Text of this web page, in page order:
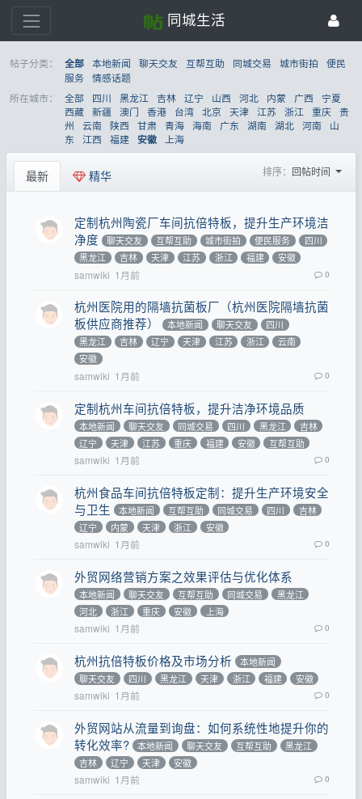
同城生活
帖子分类： 全部 本地新闻 聊天交友 互帮互助 同城交易 城市街拍
便民
服务 情感话题
所在城市：
全部 四川 黑龙江 吉林 辽宁 山西 河北 内蒙 广西 宁夏
西藏 新疆 澳门 香港 台湾 北京 天津 江苏 浙江 重庆 贵
州
云南 陕西 甘肃 青海 海南 广东 湖南 湖北 河南
山
东
江西 福建 安徽 上海
最新 精华 排序： 回帖时间
定制杭州陶瓷厂车间抗倍特板，提升生产环境洁
净度
聊天交友 互帮互助 城市街拍 便民服务
四川
黑龙江
吉林 天津 江苏 浙江 福建 安徽
samwiki 1月前 0
杭州医院用的隔墙抗菌板厂（杭州医院隔墙抗菌
板供应商推荐）
本地新闻 聊天交友
四川
黑龙江
吉林 辽宁 天津 江苏 浙江
云南
安徽
samwiki 1月前 0
定制杭州车间抗倍特板，提升洁净环境品质
本地新闻 聊天交友 同城交易 四川 黑龙江
吉林
辽宁
天津 江苏 重庆 福建 安徽 互帮互助
samwiki 1月前 0
杭州食品车间抗倍特板定制：提升生产环境安全
与卫生
本地新闻 互帮互助 同城交易 四川
吉林
辽宁
内蒙 天津 浙江 安徽
samwiki 1月前 0
外贸网络营销方案之效果评估与优化体系
本地新闻 聊天交友 互帮互助 同城交易
黑龙江
河北
浙江 重庆 安徽 上海
samwiki 1月前 0
杭州抗倍特板价格及市场分析
本地新闻
聊天交友
四川 黑龙江 天津 浙江 福建 安徽
samwiki 1月前 0
外贸网站从流量到询盘：如何系统性地提升你的
转化效率?
本地新闻 聊天交友 互帮互助
黑龙江
吉林
辽宁 天津 安徽
samwiki 1月前 0